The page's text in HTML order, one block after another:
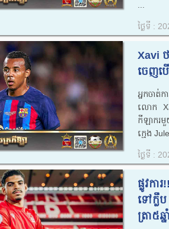
ថ្ងៃទី :
Xavi
ចេញប
អ្នកចាត់
លោក
កីឡាករមួ
ក្មេង
ថ្ងៃទី :
ផ្លូវកា
ទៅក្លឹ
ត្រា​៥ឆ្